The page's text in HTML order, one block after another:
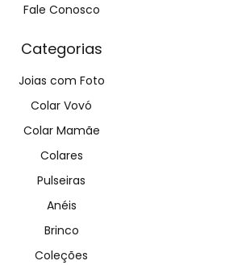
Fale Conosco
Categorias
Joias com Foto
Colar Vovó
Colar Mamãe
Colares
Pulseiras
Anéis
Brinco
Coleções